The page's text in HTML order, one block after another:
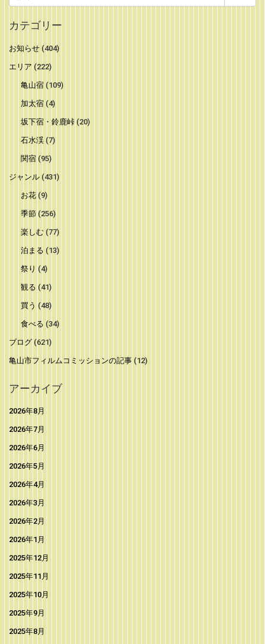
索:
カテゴリー
お知らせ (404)
エリア (222)
亀山宿(109)
加太宿(4)
坂下宿・鈴鹿峠(20)
石水渓(7)
関宿(95)
ジャンル (431)
お花(9)
季節 (256)
楽しむ (77)
泊まる (13)
祭り (4)
観る (41)
買う (48)
食べる (34)
ブログ (621)
亀山市フィルムコミッションの記事 (12)
アーカイブ
2026年8月
2026年7月
2026年6月
2026年5月
2026年4月
2026年3月
2026年2月
2026年1月
2025年12月
2025年11月
2025年10月
2025年9月
2025年8月